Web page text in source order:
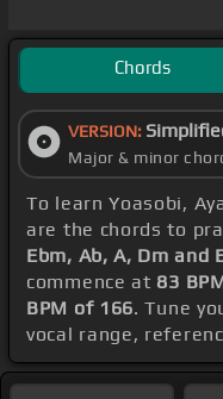
Chords
VERSION:
Major & minor
To learn Yoasobi,
are the chords to
Ebm, Ab, A, Dm and
commence at 83
BPM of 166. Tune
vocal range,